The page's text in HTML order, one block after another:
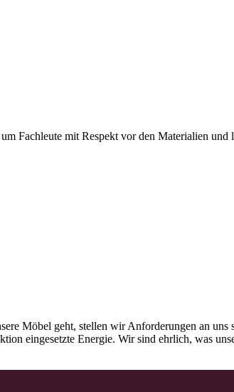
Fachleute mit Respekt vor den Materialien
Möbel geht, stellen wir Anforderungen an
eingesetzte Energie. Wir sind ehrlich, was